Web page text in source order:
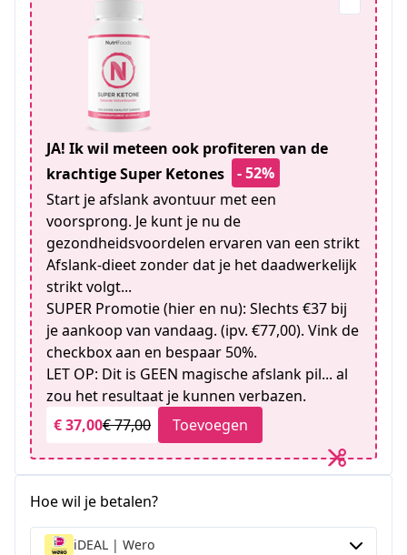
JA! Ik wil meteen ook profiteren van de
krachtige Super Ketones
- 52%
Start je afslank avontuur met een
voorsprong. Je kunt je nu de
gezondheidsvoordelen ervaren van een strikt
Afslank-dieet zonder dat je het daadwerkelijk
strikt volgt...
SUPER Promotie (hier en nu): Slechts €37 bij
je aankoop van vandaag. (ipv. €77,00). Vink de
checkbox aan en bespaar 50%.
LET OP: Dit is GEEN magische afslank pil... al
zou het resultaat je kunnen verbazen.
€ 37,00€ 77,00 Toevoegen
Hoe wil je betalen?
iDEAL | Wero